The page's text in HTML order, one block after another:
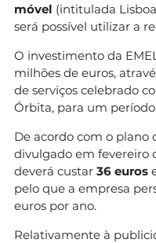
móvel (intitulada
será possível utilizar a
O investimento da
milhões de euros,
de serviços celebrado
Órbita, para um
De acordo com o plano
divulgado em fevereiro
deverá custar 36 euros
pelo que a empresa
euros por ano.
Relativamente à